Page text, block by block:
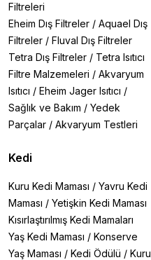
Filtreleri
Eheim Dış Filtreler / Aquael Dış
Filtreler / Fluval Dış Filtreler
Tetra Dış Filtreler / Tetra Isıtıcı
Filtre Malzemeleri / Akvaryum
Isıtıcı / Eheim Jager Isıtıcı /
Sağlık ve Bakım / Yedek
Parçalar / Akvaryum Testleri
Kedi
Kuru Kedi Maması / Yavru Kedi
Maması / Yetişkin Kedi Maması
Kısırlaştırılmış Kedi Mamaları
Yaş Kedi Maması / Konserve
Yaş Maması / Kedi Ödülü / Kuru